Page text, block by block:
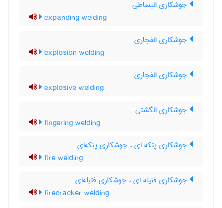
جوشکاری انبساطی
expanding welding
جوشکاری انفجاری
explosion welding
جوشکاری انفجاری
explosive welding
جوشکاری انگشتی
fingering welding
جوشکاری پتکه ای ، جوشکاری پتکه‌ای
fire welding
جوشکاری فتیله ای ، جوشکاری فتیله‌ای
firecracker welding